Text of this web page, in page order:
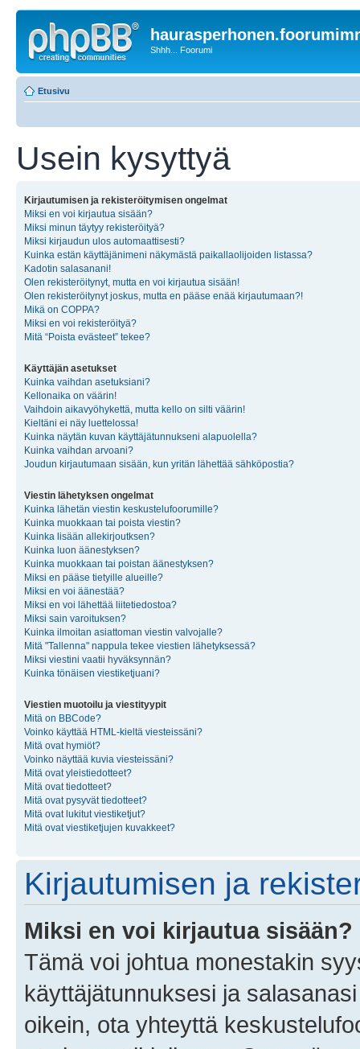
Shhh... Foorumi
Etusivu
Usein kysyttyä
Kirjautumisen ja rekisteröitymisen ongelmat
Miksi en voi kirjautua sisään?
Miksi minun täytyy rekisteröityä?
Miksi kirjaudun ulos automaattisesti?
Kuinka estän käyttäjänimeni näkymästä paikallaolijoiden listassa?
Kadotin salasanani!
Olen rekisteröitynyt, mutta en voi kirjautua sisään!
Olen rekisteröitynyt joskus, mutta en pääse enää kirjautumaan?!
Mikä on COPPA?
Miksi en voi rekisteröityä?
Mitä “Poista evästeet” tekee?
Käyttäjän asetukset
Kuinka vaihdan asetuksiani?
Kellonaika on väärin!
Vaihdoin aikavyöhykettä, mutta kello on silti väärin!
Kieltäni ei näy luettelossa!
Kuinka näytän kuvan käyttäjätunnukseni alapuolella?
Kuinka vaihdan arvoani?
Joudun kirjautumaan sisään, kun yritän lähettää sähköpostia?
Viestin lähetyksen ongelmat
Kuinka lähetän viestin keskustelufoorumille?
Kuinka muokkaan tai poista viestin?
Kuinka lisään allekirjoutksen?
Kuinka luon äänestyksen?
Kuinka muokkaan tai poistan äänestyksen?
Miksi en pääse tietyille alueille?
Miksi en voi äänestää?
Miksi en voi lähettää liitetiedostoa?
Miksi sain varoituksen?
Kuinka ilmoitan asiattoman viestin valvojalle?
Mitä "Tallenna" nappula tekee viestien lähetyksessä?
Miksi viestini vaatii hyväksynnän?
Kuinka tönäisen viestiketjuani?
Viestien muotoilu ja viestityypit
Mitä on BBCode?
Voinko käyttää HTML-kieltä viesteissäni?
Mitä ovat hymiöt?
Voinko näyttää kuvia viesteissäni?
Mitä ovat yleistiedotteet?
Mitä ovat tiedotteet?
Mitä ovat pysyvät tiedotteet?
Mitä ovat lukitut viestiketjut?
Mitä ovat viestiketjujen kuvakkeet?
Kirjautumisen ja
Miksi en voi kirjautua sisään?
Tämä voi johtua monestakin
käyttäjätunnuksesi ja
oikein, ota yhteyttä